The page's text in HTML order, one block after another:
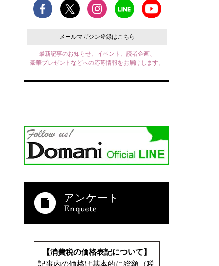
メールマガジン登録はこちら
最新記事のお知らせ、イベント、読者企画、
豪華プレゼントなどへの応募情報をお届けします。
アンケート
【消費税の価格表記について】
記事内の価格は基本的に総額（税